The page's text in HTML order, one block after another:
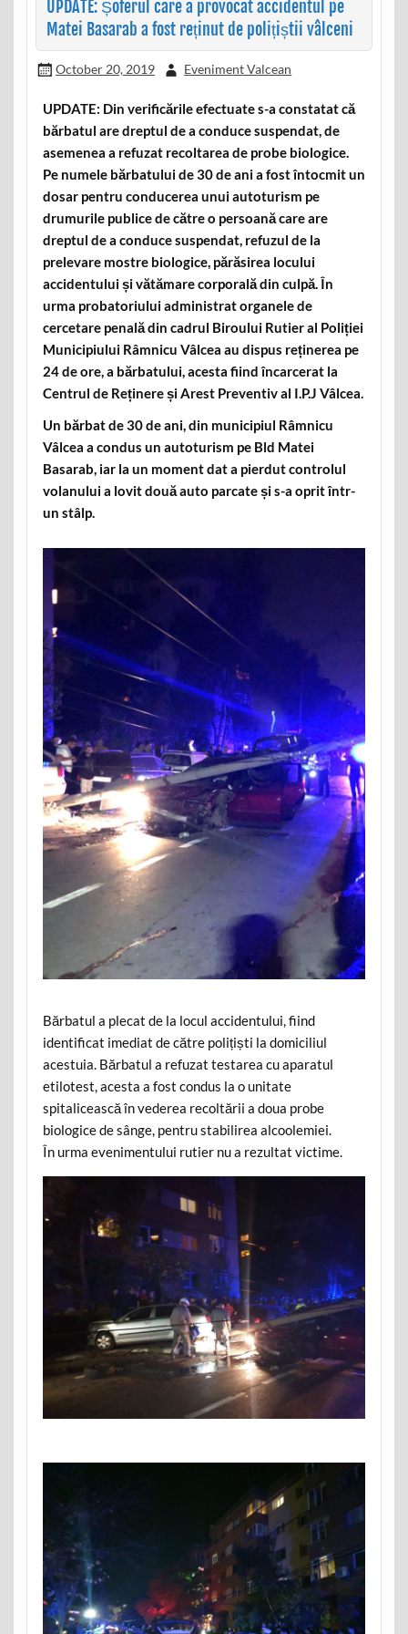
UPDATE: Șoferul care a provocat accidentul pe
Matei Basarab a fost reținut de polițiștii vâlceni
October 20, 2019 Eveniment Valcean
UPDATE: Din verificările efectuate s-a constatat că
bărbatul are dreptul de a conduce suspendat, de
asemenea a refuzat recoltarea de probe biologice.
Pe numele bărbatului de 30 de ani a fost întocmit un
dosar pentru conducerea unui autoturism pe
drumurile publice de către o persoană care are
dreptul de a conduce suspendat, refuzul de la
prelevare mostre biologice, părăsirea locului
accidentului și vătămare corporală din culpă. În
urma probatoriului administrat organele de
cercetare penală din cadrul Biroului Rutier al Poliției
Municipiului Râmnicu Vâlcea au dispus reținerea pe
24 de ore, a bărbatului, acesta fiind încarcerat la
Centrul de Reținere și Arest Preventiv al I.P.J Vâlcea.
Un bărbat de 30 de ani, din municipiul Râmnicu
Vâlcea a condus un autoturism pe Bld Matei
Basarab, iar la un moment dat a pierdut controlul
volanului a lovit două auto parcate și s-a oprit într-
un stâlp.
Bărbatul a plecat de la locul accidentului, fiind
identificat imediat de către polițiști la domiciliul
acestuia. Bărbatul a refuzat testarea cu aparatul
etilotest, acesta a fost condus la o unitate
spitalicească în vederea recoltării a doua probe
biologice de sânge, pentru stabilirea alcoolemiei.
În urma evenimentului rutier nu a rezultat victime.